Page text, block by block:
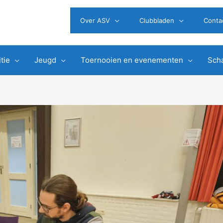
Over ASV Clubbladen
Jeugd Toernooien en evenementen